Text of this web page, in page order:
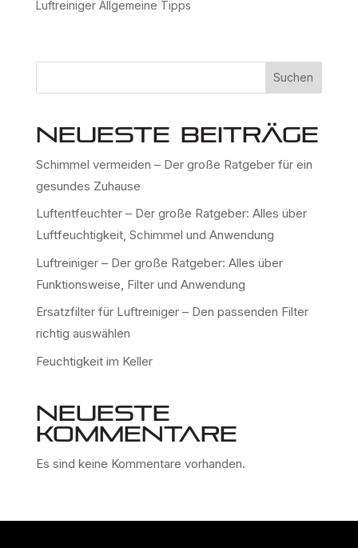
Luftreiniger Allgemeine Tipps
Suchen
Neueste Beiträge
Schimmel vermeiden – Der große Ratgeber für ein
gesundes Zuhause
Luftentfeuchter – Der große Ratgeber: Alles über
Luftfeuchtigkeit, Schimmel und Anwendung
Luftreiniger – Der große Ratgeber: Alles über
Funktionsweise, Filter und Anwendung
Ersatzfilter für Luftreiniger – Den passenden Filter
richtig auswählen
Feuchtigkeit im Keller
Neueste
Kommentare
Es sind keine Kommentare vorhanden.